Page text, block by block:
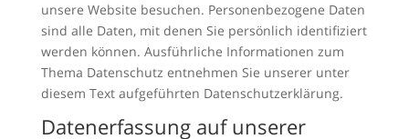
unsere Website besuchen. Personenbezogene Daten
sind alle Daten, mit denen Sie persönlich identifiziert
werden können. Ausführliche Informationen zum
Thema Datenschutz entnehmen Sie unserer unter
diesem Text aufgeführten Datenschutzerklärung.
Datenerfassung auf unserer